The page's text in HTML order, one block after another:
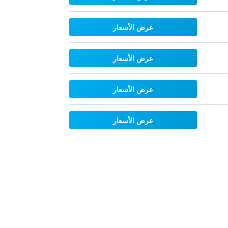
عرض الأسعار
عرض الأسعار
عرض الأسعار
عرض الأسعار